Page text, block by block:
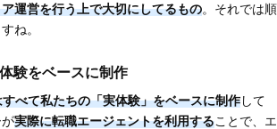
運営を行う上で大切にしてるもの。それでは順
ね。
験をベースに制作
べて私たちの「実体験」をベースに制作して
実際に転職エージェントを利用することで、エ